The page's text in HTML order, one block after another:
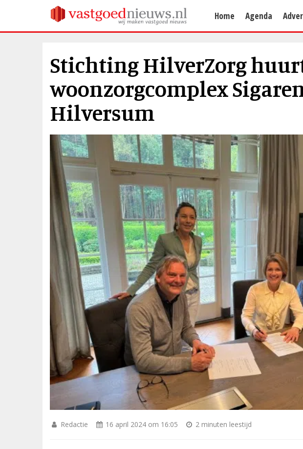
Home Agenda
Stichting HilverZorg
woonzorgcomplex
Hilversum
Redactie 16 april 2024 om 16:05 2 minuten leestijd